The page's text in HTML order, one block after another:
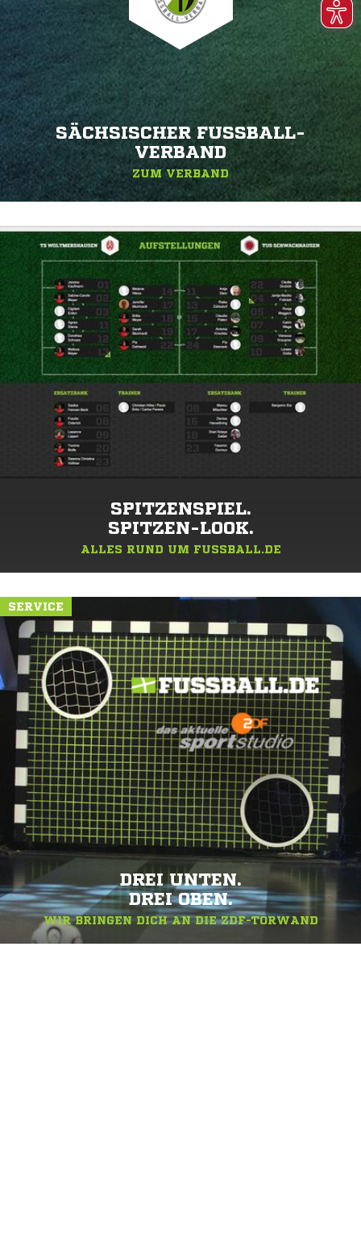
SÄCHSISCHER FUSSBALL-V
ERBAND
ZUM VERBAND
SPITZENSPIEL.
SPITZEN-LOOK.
ALLES RUND UM FUSSBALL.DE
SERVICE
DREI UNTEN.
DREI OBEN.
WIR BRINGEN DICH AN DIE ZDF-TORWAND